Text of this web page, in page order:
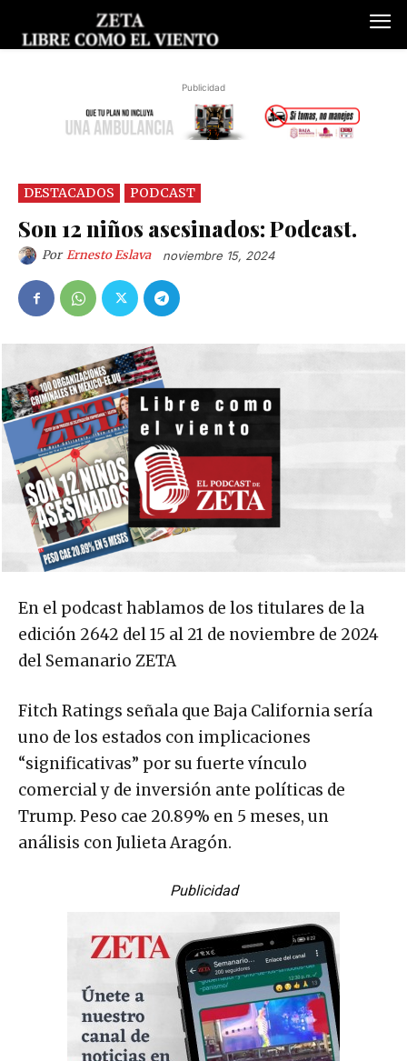
Publicidad
DESTACADOS PODCAST
Son 12 niños asesinados: Podcast.
Por Ernesto Eslava noviembre 15, 2024
En el podcast hablamos de los titulares de la
edición 2642 del 15 al 21 de noviembre de 2024
del Semanario ZETA
Fitch Ratings señala que Baja California sería
uno de los estados con implicaciones
“significativas” por su fuerte vínculo
comercial y de inversión ante políticas de
Trump. Peso cae 20.89% en 5 meses, un
análisis con Julieta Aragón.
Publicidad